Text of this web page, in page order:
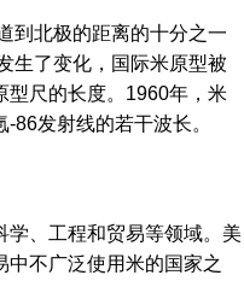
到北极的距离的十分之一
生了变化，国际米原型被
型尺的长度。1960年，米
86发射线的若干波长。
学、工程和贸易等领域。美
中不广泛使用米的国家之